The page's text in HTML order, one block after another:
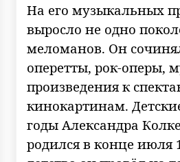
На его музыкальных
выросло не одно
меломанов. Он
оперетты, рок-оперы,
произведения к
кинокартинам.
годы Александра
родился в конце июля